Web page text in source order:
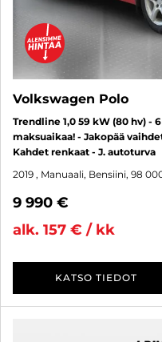
Volkswagen Polo
Trendline 1,0 59 kW (80 hv)
maksuaikaa! - Jakopää
Kahdet renkaat - J. autoturva
2019 , Manuaali, Bensiini, 98
9 990 €
alk. 157 € / kk
KATSO TIEDOT